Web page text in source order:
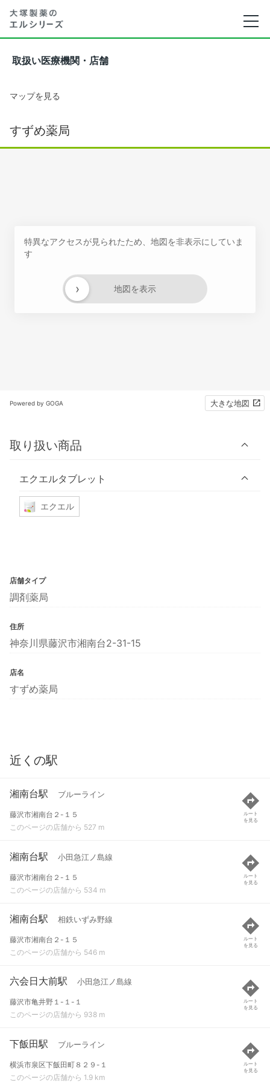
取扱い医療機関・店舗
マップを見る
すずめ薬局
特異なアクセスが見られたため、地図を非表示にしていま
す
地図を表示
›
Powered by GOGA 大きな地図
取り扱い商品
エクエルタブレット
エクエル
店舗タイプ
調剤薬局
住所
神奈川県藤沢市湘南台2-31-15
店名
すずめ薬局
近くの駅
湘南台駅 ブルーライン
藤沢市湘南台２-１５
このページの店舗から 527 m
ルート
を見る
湘南台駅 小田急江ノ島線
藤沢市湘南台２-１５
このページの店舗から 534 m
ルート
を見る
湘南台駅 相鉄いずみ野線
藤沢市湘南台２-１５
このページの店舗から 546 m
ルート
を見る
六会日大前駅 小田急江ノ島線
藤沢市亀井野１-１-１
このページの店舗から 938 m
ルート
を見る
下飯田駅 ブルーライン
横浜市泉区下飯田町８２９-１
このページの店舗から 1.9 km
ルート
を見る